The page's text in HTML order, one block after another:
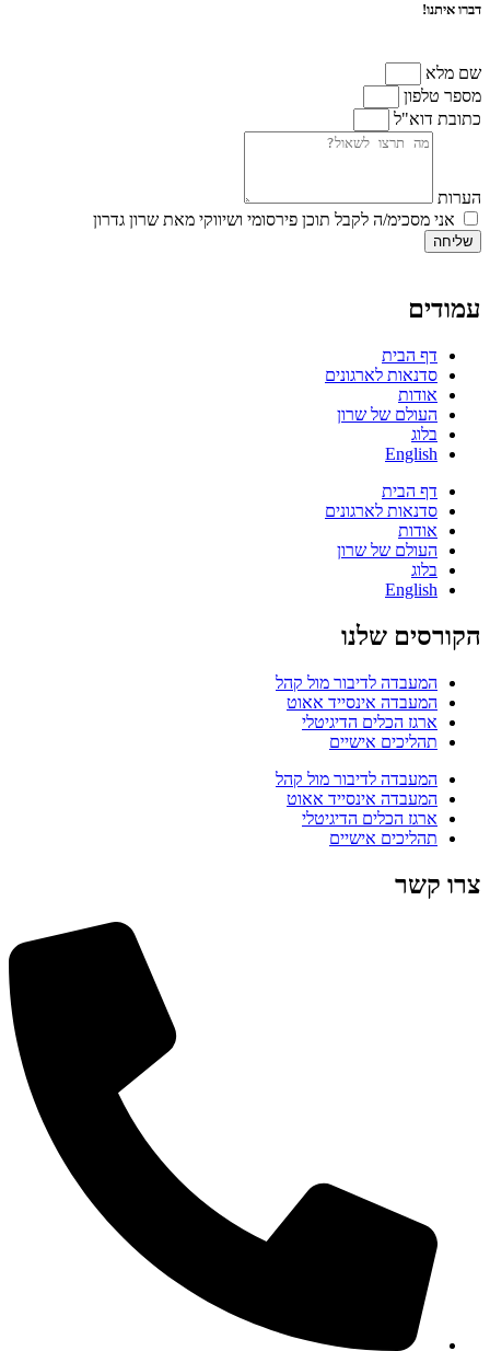
דברו איתנו!
שם מלא
מספר טלפון
כתובת דוא"ל
הערות
אני מסכימ/ה לקבל תוכן פירסומי ושיווקי מאת שרון גדרון
שליחה
עמודים
דף הבית
סדנאות לארגונים
אודות
העולם של שרון
בלוג
English
דף הבית
סדנאות לארגונים
אודות
העולם של שרון
בלוג
English
הקורסים שלנו
המעבדה לדיבור מול קהל
המעבדה אינסייד אאוט
ארגז הכלים הדיגיטלי
תהליכים אישיים
המעבדה לדיבור מול קהל
המעבדה אינסייד אאוט
ארגז הכלים הדיגיטלי
תהליכים אישיים
צרו קשר